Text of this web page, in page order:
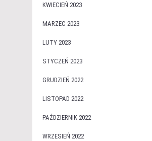
KWIECIEŃ 2023
MARZEC 2023
LUTY 2023
STYCZEŃ 2023
GRUDZIEŃ 2022
LISTOPAD 2022
PAŹDZIERNIK 2022
WRZESIEŃ 2022